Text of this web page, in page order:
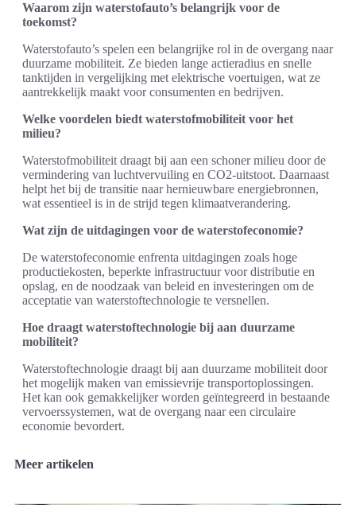
Waarom zijn waterstofauto’s belangrijk voor de
toekomst?
Waterstofauto’s spelen een belangrijke rol in de overgang naar
duurzame mobiliteit. Ze bieden lange actieradius en snelle
tanktijden in vergelijking met elektrische voertuigen, wat ze
aantrekkelijk maakt voor consumenten en bedrijven.
Welke voordelen biedt waterstofmobiliteit voor het
milieu?
Waterstofmobiliteit draagt bij aan een schoner milieu door de
vermindering van luchtvervuiling en CO2-uitstoot. Daarnaast
helpt het bij de transitie naar hernieuwbare energiebronnen,
wat essentieel is in de strijd tegen klimaatverandering.
Wat zijn de uitdagingen voor de waterstofeconomie?
De waterstofeconomie enfrenta uitdagingen zoals hoge
productiekosten, beperkte infrastructuur voor distributie en
opslag, en de noodzaak van beleid en investeringen om de
acceptatie van waterstoftechnologie te versnellen.
Hoe draagt waterstoftechnologie bij aan duurzame
mobiliteit?
Waterstoftechnologie draagt bij aan duurzame mobiliteit door
het mogelijk maken van emissievrije transportoplossingen.
Het kan ook gemakkelijker worden geïntegreerd in bestaande
vervoerssystemen, wat de overgang naar een circulaire
economie bevordert.
Meer artikelen